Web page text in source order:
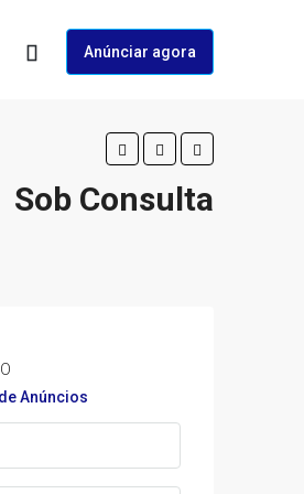
Anúnciar agora
Sob Consulta
Anúncios